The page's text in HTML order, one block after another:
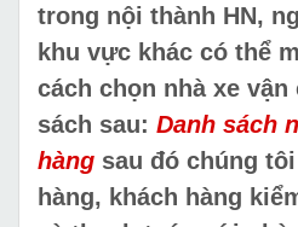
trong nội thành HN,
khu vực khác có thể
cách chọn nhà xe vận
sách sau: Danh sách
hàng sau đó chúng
hàng, khách hàng